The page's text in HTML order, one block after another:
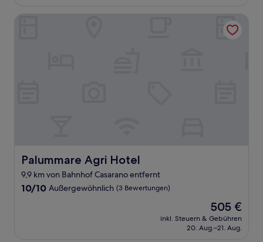
Palummare Agri Hotel
Palummare Agri Hotel
9,9 km von Bahnhof Casarano entfernt
10.0
10/10 Außergewöhnlich (3 Bewertungen)
Der
Preis
beträgt
505 €
inkl. Steuern & Gebühren
20. Aug.–21. Aug.